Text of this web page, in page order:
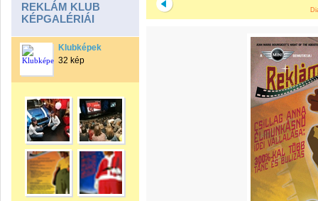
REKLÁM KLUB
KÉPGALÉRIÁI
Klubképek
32 kép